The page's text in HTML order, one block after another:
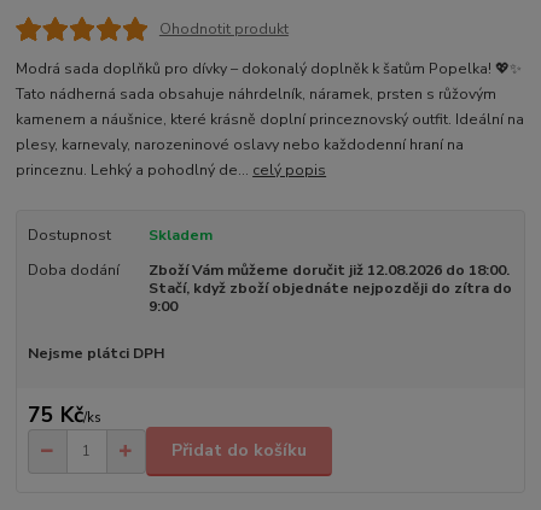
Ohodnotit produkt
Modrá sada doplňků pro dívky – dokonalý doplněk k šatům Popelka! 💖✨
Tato nádherná sada obsahuje náhrdelník, náramek, prsten s růžovým
kamenem a náušnice, které krásně doplní princeznovský outfit. Ideální na
plesy, karnevaly, narozeninové oslavy nebo každodenní hraní na
princeznu. Lehký a pohodlný de... celý popis
Dostupnost
Skladem
Doba dodání
Zboží Vám můžeme doručit již 12.08.2026 do 18:00.
Stačí, když zboží objednáte nejpozději do zítra do
9:00
Nejsme plátci DPH
75 Kč/ks
Přidat do košíku